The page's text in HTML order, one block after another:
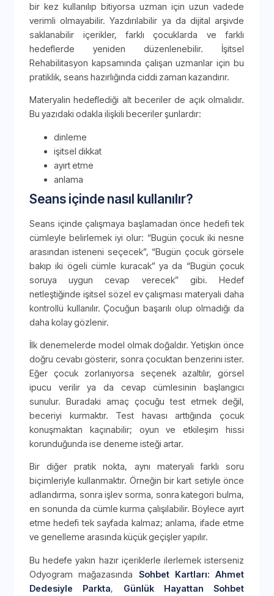
bir kez kullanılıp bitiyorsa uzman için uzun vadede
verimli olmayabilir. Yazdırılabilir ya da dijital arşivde
saklanabilir içerikler, farklı çocuklarda ve farklı
hedeflerde yeniden düzenlenebilir. İşitsel
Rehabilitasyon kapsamında çalışan uzmanlar için bu
pratiklik, seans hazırlığında ciddi zaman kazandırır.
Materyalin hedeflediği alt beceriler de açık olmalıdır.
Bu yazıdaki odakla ilişkili beceriler şunlardır:
dinleme
işitsel dikkat
ayırt etme
anlama
Seans içinde nasıl kullanılır?
Seans içinde çalışmaya başlamadan önce hedefi tek
cümleyle belirlemek iyi olur: “Bugün çocuk iki nesne
arasından isteneni seçecek”, “Bugün çocuk görsele
bakıp iki ögeli cümle kuracak” ya da “Bugün çocuk
soruya uygun cevap verecek” gibi. Hedef
netleştiğinde işitsel sözel ev çalışması materyali daha
kontrollü kullanılır. Çocuğun başarılı olup olmadığı da
daha kolay gözlenir.
İlk denemelerde model olmak doğaldır. Yetişkin önce
doğru cevabı gösterir, sonra çocuktan benzerini ister.
Eğer çocuk zorlanıyorsa seçenek azaltılır, görsel
ipucu verilir ya da cevap cümlesinin başlangıcı
sunulur. Buradaki amaç çocuğu test etmek değil,
beceriyi kurmaktır. Test havası arttığında çocuk
konuşmaktan kaçınabilir; oyun ve etkileşim hissi
korunduğunda ise deneme isteği artar.
Bir diğer pratik nokta, aynı materyali farklı soru
biçimleriyle kullanmaktır. Örneğin bir kart setiyle önce
adlandırma, sonra işlev sorma, sonra kategori bulma,
en sonunda da cümle kurma çalışılabilir. Böylece ayırt
etme hedefi tek sayfada kalmaz; anlama, ifade etme
ve genelleme arasında küçük geçişler yapılır.
Bu hedefe yakın hazır içeriklerle ilerlemek isterseniz
Odyogram mağazasında Sohbet Kartları: Ahmet
Dedesiyle Parkta, Günlük Hayattan Sohbet